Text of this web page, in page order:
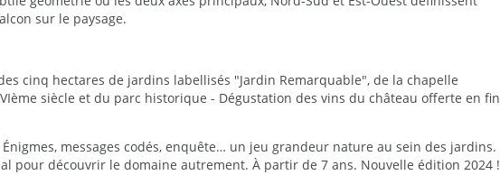
sur le paysage.
cinq hectares de jardins labellisés "Jardin Remarquable", de la chapelle
siècle et du parc historique - Dégustation des vins du château offerte en fin
Énigmes, messages codés, enquête… un jeu grandeur nature au sein des jardins.
pour découvrir le domaine autrement. À partir de 7 ans. Nouvelle édition 2024 !